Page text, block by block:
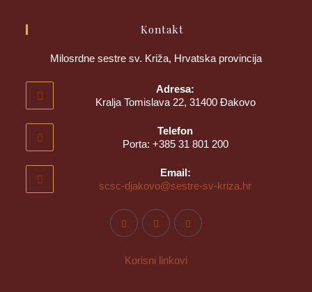
Kontakt
Milosrdne sestre sv. Križa, Hrvatska provincija
Adresa:
Kralja Tomislava 22, 31400 Đakovo
Telefon
Porta: +385 31 801 200
Email:
scsc-djakovo@sestre-sv-kriza.hr
Korisni linkovi